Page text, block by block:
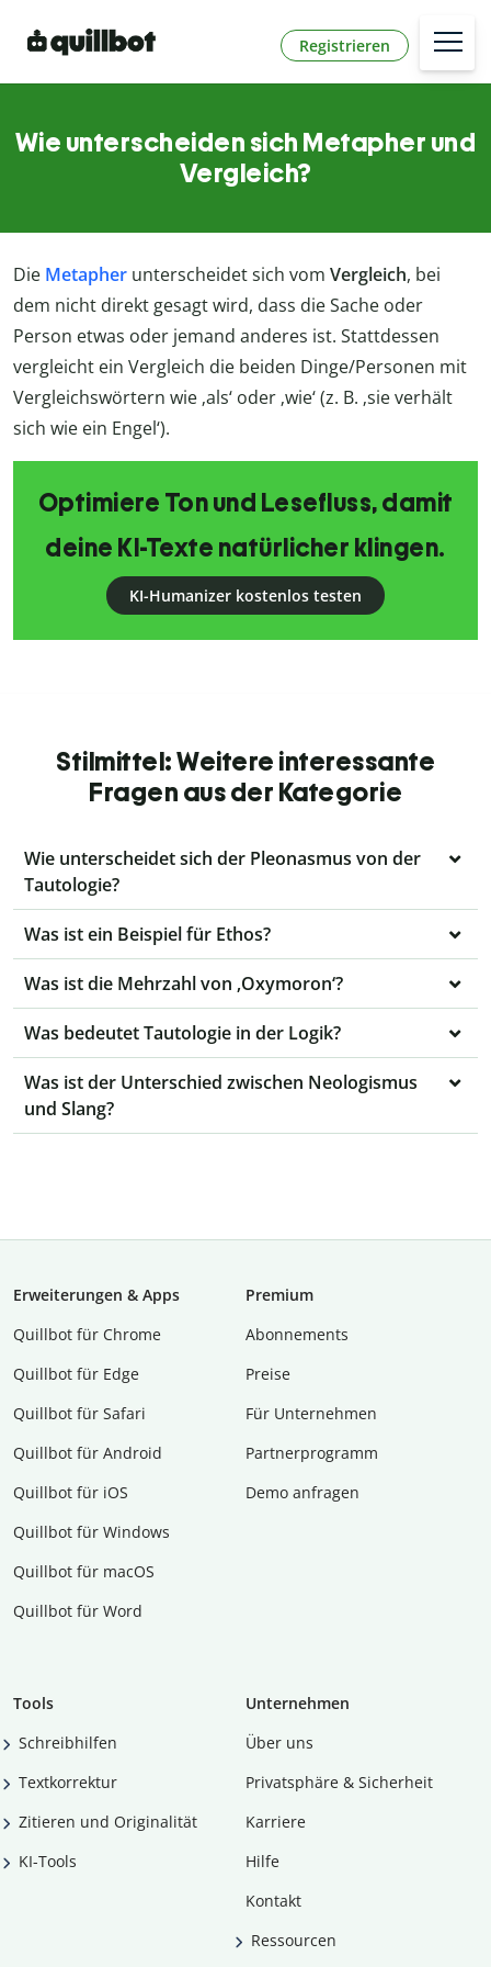
Registrieren
Wie unterscheiden sich Metapher und
Vergleich?
Die Metapher unterscheidet sich vom Vergleich, bei
dem nicht direkt gesagt wird, dass die Sache oder
Person etwas oder jemand anderes ist. Stattdessen
vergleicht ein Vergleich die beiden Dinge/Personen mit
Vergleichswörtern wie ‚als‘ oder ‚wie‘ (z. B. ‚sie verhält
sich wie ein Engel‘).
Optimiere Ton und Lesefluss, damit
deine KI-Texte natürlicher klingen.
KI-Humanizer kostenlos testen
Stilmittel: Weitere interessante
Fragen aus der Kategorie
Wie unterscheidet sich der Pleonasmus von der
Tautologie?
Was ist ein Beispiel für Ethos?
Was ist die Mehrzahl von ‚Oxymoron‘?
Was bedeutet Tautologie in der Logik?
Was ist der Unterschied zwischen Neologismus
und Slang?
Erweiterungen & Apps
Quillbot für Chrome
Quillbot für Edge
Quillbot für Safari
Quillbot für Android
Quillbot für iOS
Quillbot für Windows
Quillbot für macOS
Quillbot für Word
Premium
Abon­ne­ments
Preise
Für Unternehmen
Partnerprogramm
Demo anfragen
Tools
Schreibhilfen
Textkorrektur
Zitieren und Originalität
KI-Tools
Unternehmen
Über uns
Privatsphäre & Sicherheit
Karriere
Hilfe
Kontakt
Ressourcen